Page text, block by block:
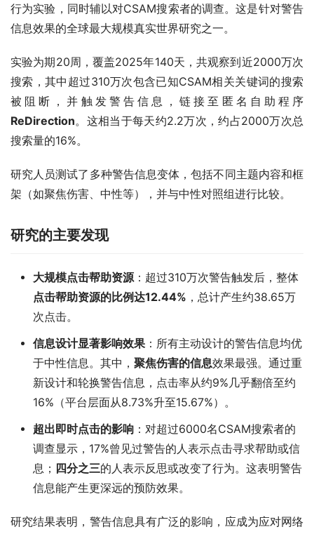
行为实验，同时辅以对CSAM搜索者的调查。这是针对警告
信息效果的全球最大规模真实世界研究之一。
实验为期20周，覆盖2025年140天，共观察到近2000万次
搜索，其中超过310万次包含已知CSAM相关关键词的搜索
被阻断，并触发警告信息，链接至匿名自助程序
ReDirection。这相当于每天约2.2万次，约占2000万次总
搜索量的16%。
研究人员测试了多种警告信息变体，包括不同主题内容和框
架（如聚焦伤害、中性等），并与中性对照组进行比较。
研究的主要发现
大规模点击帮助资源：超过310万次警告触发后，整体
点击帮助资源的比例达12.44% ，总计产生约38.65万
次点击。
信息设计显著影响效果：所有主动设计的警告信息均优
于中性信息。其中， 聚焦伤害的信息效果最强。通过重
新设计和轮换警告信息，点击率从约9%几乎翻倍至约
16%（平台层面从8.73%升至15.67%）。
超出即时点击的影响：对超过6000名CSAM搜索者的
调查显示，17%曾见过警告的人表示点击寻求帮助或信
息； 四分之三的人表示反思或改变了行为。这表明警告
信息能产生更深远的预防效果。
研究结果表明，警告信息具有广泛的影响，应成为应对网络